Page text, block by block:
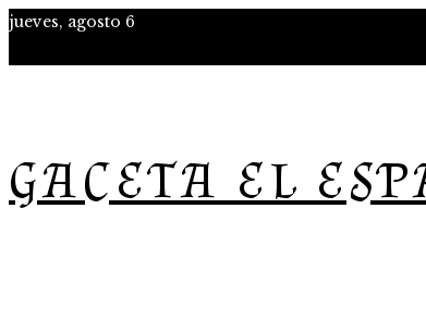
jueves, agosto 6
GACETA EL